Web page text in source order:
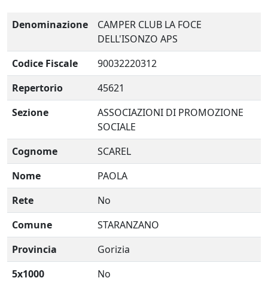
Denominazione
CAMPER CLUB LA FOCE
DELL'ISONZO APS
Codice Fiscale
90032220312
Repertorio
45621
Sezione
ASSOCIAZIONI DI PROMOZIONE
SOCIALE
Cognome
SCAREL
Nome
PAOLA
Rete
No
Comune
STARANZANO
Provincia
Gorizia
5x1000
No